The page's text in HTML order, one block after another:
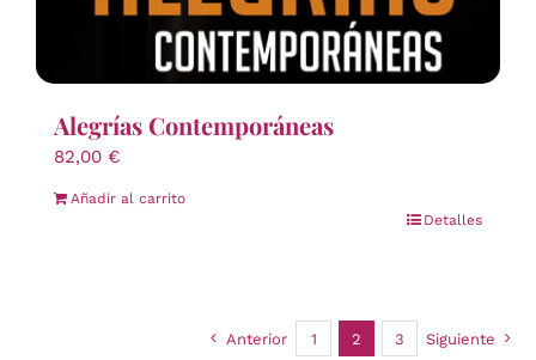
Alegrías Contemporáneas
82,00 €
Añadir al carrito
Detalles
Anterior 1 2 3 Siguiente